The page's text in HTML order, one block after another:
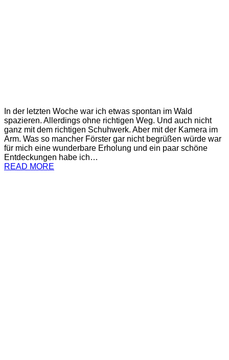
In der letzten Woche war ich etwas spontan im Wald
spazieren. Allerdings ohne richtigen Weg. Und auch nicht
ganz mit dem richtigen Schuhwerk. Aber mit der Kamera im
Arm. Was so mancher Förster gar nicht begrüßen würde war
für mich eine wunderbare Erholung und ein paar schöne
Entdeckungen habe ich…
READ MORE